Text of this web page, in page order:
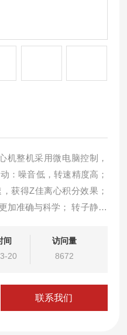
机整机采用微电脑控制，
：噪音低，转速精度高；
获得Z佳离心积分效果；
与科学； 转子静止
间
20
访问量
8672
联系我们